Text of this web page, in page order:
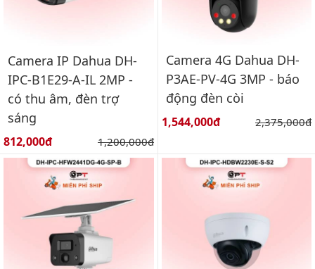
Camera IP Dahua DH-
IPC-B1E29-A-IL 2MP -
có thu âm, đèn trợ
sáng
Giá bán:
812,000đ Giá gốc:
1,200,000đ
Camera 4G Dahua DH-
P3AE-PV-4G 3MP - báo
động đèn còi
Giá bán:
1,544,000đ Giá gốc:
2,375,000đ